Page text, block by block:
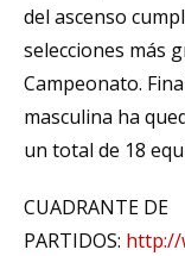
del ascenso
selecciones más
Campeonato.
masculina ha
un total de 18
CUADRANTE DE
PARTIDOS: http://